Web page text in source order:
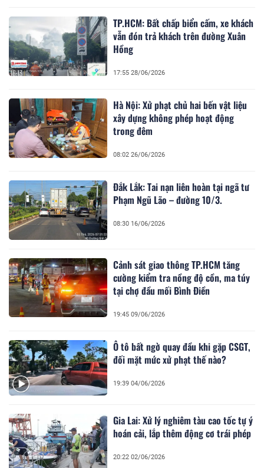
TP.HCM: Bất chấp biển cấm, xe khách
vẫn đón trả khách trên đường Xuân
Hồng
17:55 28/06/2026
Hà Nội: Xử phạt chủ hai bến vật liệu
xây dựng không phép hoạt động
trong đêm
08:02 26/06/2026
Đắk Lắk: Tai nạn liên hoàn tại ngã tư
Phạm Ngũ Lão – đường 10/3.
08:30 16/06/2026
Cảnh sát giao thông TP.HCM tăng
cường kiểm tra nồng độ cồn, ma túy
tại chợ đầu mối Bình Điền
19:45 09/06/2026
Ô tô bất ngờ quay đầu khi gặp CSGT,
đối mặt mức xử phạt thế nào?
19:39 04/06/2026
Gia Lai: Xử lý nghiêm tàu cao tốc tự ý
hoán cải, lắp thêm động cơ trái phép
20:22 02/06/2026